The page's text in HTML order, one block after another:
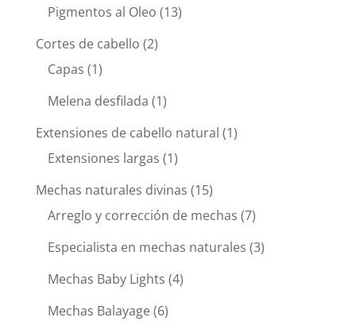
Pigmentos al Oleo (13)
Cortes de cabello (2)
Capas (1)
Melena desfilada (1)
Extensiones de cabello natural (1)
Extensiones largas (1)
Mechas naturales divinas (15)
Arreglo y corrección de mechas (7)
Especialista en mechas naturales (3)
Mechas Baby Lights (4)
Mechas Balayage(6)